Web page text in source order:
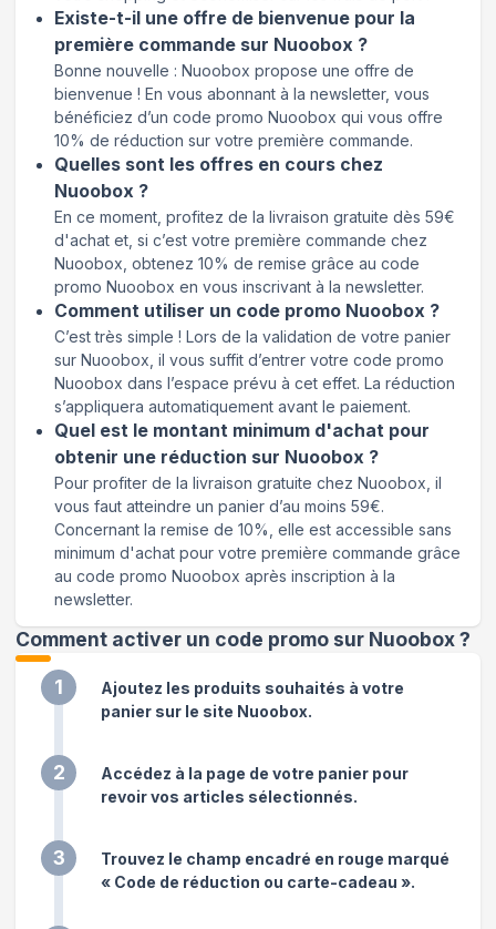
Existe-t-il une offre de bienvenue pour la
première commande sur Nuoobox ?
Bonne nouvelle : Nuoobox propose une offre de
bienvenue ! En vous abonnant à la newsletter, vous
bénéficiez d’un code promo Nuoobox qui vous offre
10% de réduction sur votre première commande.
Quelles sont les offres en cours chez
Nuoobox ?
En ce moment, profitez de la livraison gratuite dès 59€
d'achat et, si c’est votre première commande chez
Nuoobox, obtenez 10% de remise grâce au code
promo Nuoobox en vous inscrivant à la newsletter.
Comment utiliser un code promo Nuoobox ?
C’est très simple ! Lors de la validation de votre panier
sur Nuoobox, il vous suffit d’entrer votre code promo
Nuoobox dans l’espace prévu à cet effet. La réduction
s’appliquera automatiquement avant le paiement.
Quel est le montant minimum d'achat pour
obtenir une réduction sur Nuoobox ?
Pour profiter de la livraison gratuite chez Nuoobox, il
vous faut atteindre un panier d’au moins 59€.
Concernant la remise de 10%, elle est accessible sans
minimum d'achat pour votre première commande grâce
au code promo Nuoobox après inscription à la
newsletter.
Comment activer un code promo sur Nuoobox?
1
Ajoutez les produits souhaités à votre
panier sur le site Nuoobox.
2
Accédez à la page de votre panier pour
revoir vos articles sélectionnés.
3
Trouvez le champ encadré en rouge marqué
« Code de réduction ou carte-cadeau ».